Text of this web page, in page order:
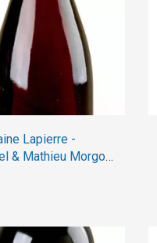
Lapierre -
& Mathieu Morgon